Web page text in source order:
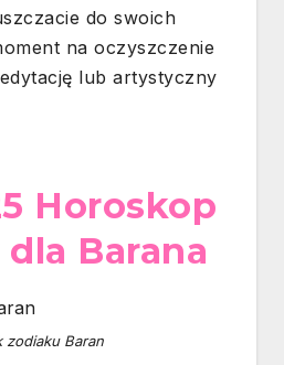
do swoich
na oczyszczenie
lub artystyczny
Horoskop
Barana
zodiaku Baran